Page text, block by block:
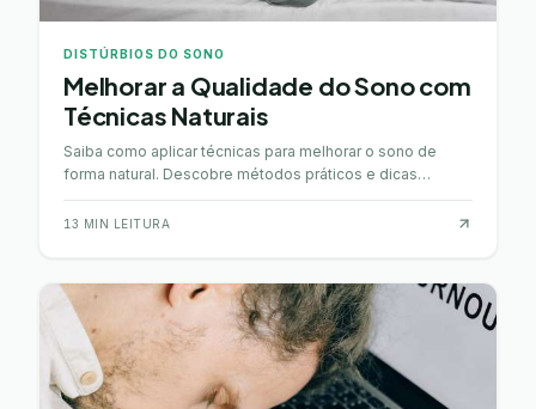
DISTÚRBIOS DO SONO
Melhorar a Qualidade do Sono com
Técnicas Naturais
Saiba como aplicar técnicas para melhorar o sono de
forma natural. Descobre métodos práticos e dicas
eficazes para uma noite tranquila e reparadora.
13 MIN LEITURA